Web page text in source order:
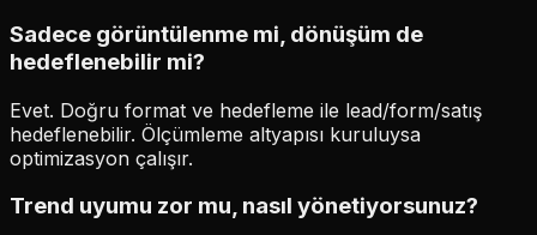
Sadece görüntülenme mi, dönüşüm de
hedeflenebilir mi?
Evet. Doğru format ve hedefleme ile lead/form/satış
hedeflenebilir. Ölçümleme altyapısı kuruluysa
optimizasyon çalışır.
Trend uyumu zor mu, nasıl yönetiyorsunuz?